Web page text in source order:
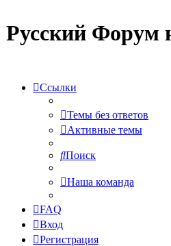
Русский Форум
Ссылки
Темы без ответов
Активные темы
Поиск
Наша команда
FAQ
Вход
Регистрация